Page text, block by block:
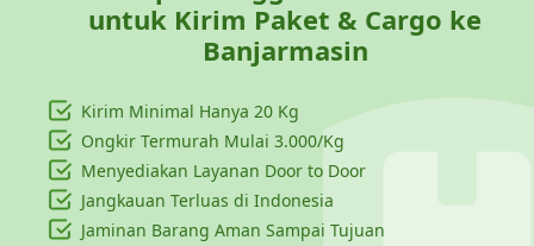
untuk Kirim Paket & Cargo ke
Banjarmasin
Kirim Minimal Hanya 20 Kg
Ongkir Termurah Mulai 3.000/Kg
Menyediakan Layanan Door to Door
Jangkauan Terluas di Indonesia
Jaminan Barang Aman Sampai Tujuan